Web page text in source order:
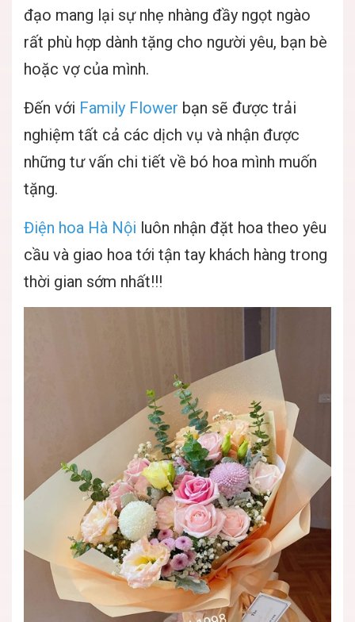
đạo mang lại sự nhẹ nhàng đầy ngọt ngào
rất phù hợp dành tặng cho người yêu, bạn bè
hoặc vợ của mình.
Đến với Family Flower bạn sẽ được trải
nghiệm tất cả các dịch vụ và nhận được
những tư vấn chi tiết về bó hoa mình muốn
tặng.
Điện hoa Hà Nội luôn nhận đặt hoa theo yêu
cầu và giao hoa tới tận tay khách hàng trong
thời gian sớm nhất!!!